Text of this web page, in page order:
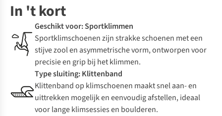
In 't kort
Geschikt voor: Sportklimmen
Sportklimschoenen zijn strakke schoenen met een
stijve zool en asymmetrische vorm, ontworpen voor
precisie en grip bij het klimmen.
Type sluiting: Klittenband
Klittenband op klimschoenen maakt snel aan- en
uittrekken mogelijk en eenvoudig afstellen, ideaal
voor lange klimsessies en boulderen.